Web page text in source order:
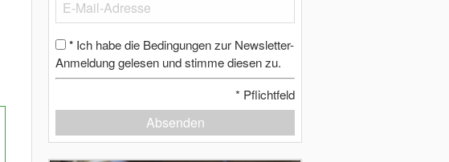
* Ich habe die Bedingungen zur Newsletter-
Anmeldung gelesen und stimme diesen zu.
* Pflichtfeld
Absenden